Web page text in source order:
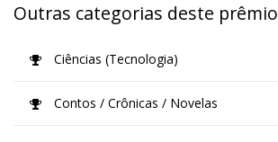
Outras categorias deste prêmio
Ciências (Tecnologia)
Contos / Crônicas / Novelas